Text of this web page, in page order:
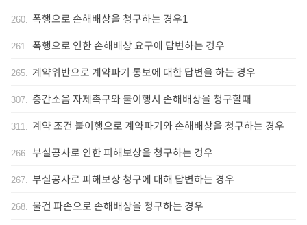
260. 폭행으로 손해배상을 청구하는 경우1
261. 폭행으로 인한 손해배상 요구에 답변하는 경우
265. 계약위반으로 계약파기 통보에 대한 답변을 하는 경우
307. 층간소음 자제촉구와 불이행시 손해배상을 청구할때
311. 계약 조건 불이행으로 계약파기와 손해배상을 청구하는 경우
266. 부실공사로 인한 피해보상을 청구하는 경우
267. 부실공사로 피해보상 청구에 대해 답변하는 경우
268. 물건 파손으로 손해배상을 청구하는 경우